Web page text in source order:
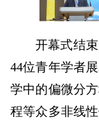
开幕式结
44位青年学者
学中的偏微分
程等众多非线